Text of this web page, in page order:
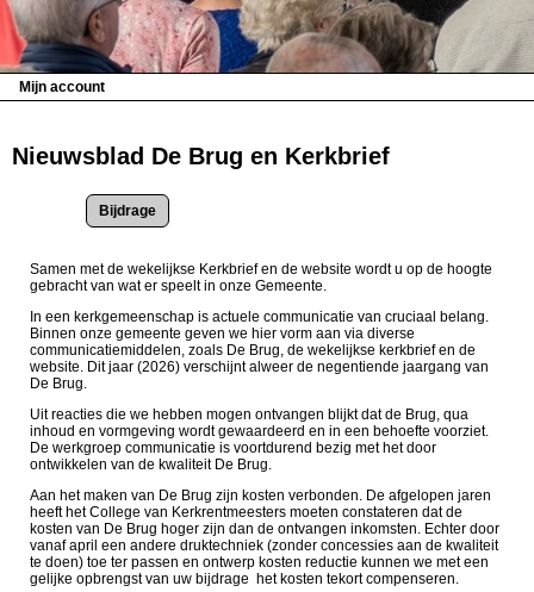
Mijn account
Nieuwsblad De Brug en Kerkbrief
Samen met de wekelijkse Kerkbrief en de website wordt u op de hoogte
gebracht van wat er speelt in onze Gemeente.
In een kerkgemeenschap is actuele communicatie van cruciaal belang.
Binnen onze gemeente geven we hier vorm aan via diverse
communicatiemiddelen, zoals De Brug, de wekelijkse kerkbrief en de
website. Dit jaar (2026) verschijnt alweer de negentiende jaargang van
De Brug.
Uit reacties die we hebben mogen ontvangen blijkt dat de Brug, qua
inhoud en vormgeving wordt gewaardeerd en in een behoefte voorziet.
De werkgroep communicatie is voortdurend bezig met het door
ontwikkelen van de kwaliteit De Brug.
Aan het maken van De Brug zijn kosten verbonden. De afgelopen jaren
heeft het College van Kerkrentmeesters moeten constateren dat de
kosten van De Brug hoger zijn dan de ontvangen inkomsten. Echter door
vanaf april een andere druktechniek (zonder concessies aan de kwaliteit
te doen) toe ter passen en ontwerp kosten reductie kunnen we met een
gelijke opbrengst van uw bijdrage het kosten tekort compenseren.